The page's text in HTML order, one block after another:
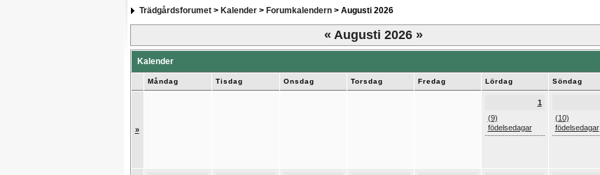
Trädgårdsforumet> Kalender> Forumkalendern> Augusti 2026
« Augusti 2026 »
Kalender
Måndag Tisdag Onsdag Torsdag Fredag Lördag Söndag
»
1
(9)
födelsedagar
(10)
födelsedagar